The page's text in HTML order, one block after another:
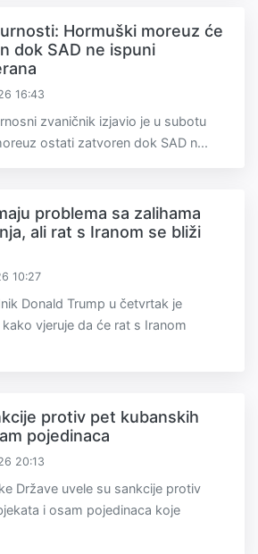
Hormuški moreuz će
dok SAD ne ispuni
16:43
zvaničnik izjavio je u subotu
ostati zatvoren dok SAD n...
problema sa zalihama
ali rat s Iranom se bliži
10:27
Donald Trump u četvrtak je
vjeruje da će rat s Iranom
protiv pet kubanskih
pojedinaca
20:13
Države uvele su sankcije protiv
i osam pojedinaca koje